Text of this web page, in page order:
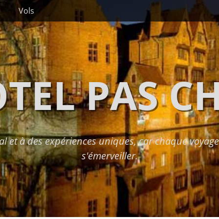
Vols
PAS
et à des expériences uniques, car chaque
s'émerveiller.